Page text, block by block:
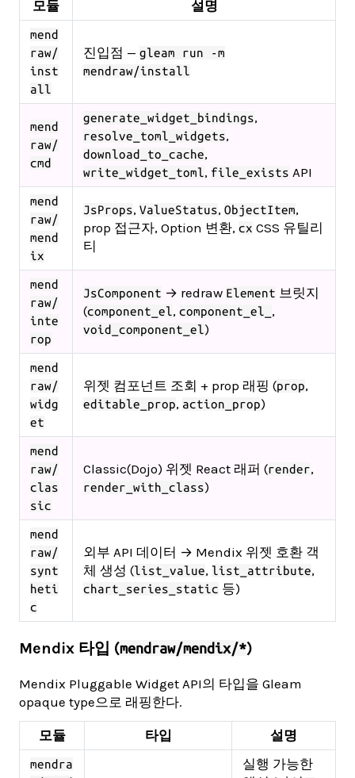
모듈 설명
mend
raw/
inst
all
진입점 — gleam run -m
mendraw/install
mend
raw/
cmd
generate_widget_bindings,
resolve_toml_widgets,
download_to_cache,
write_widget_toml, file_exists API
mend
raw/
mend
ix
JsProps, ValueStatus, ObjectItem,
prop 접근자, Option 변환, cx CSS 유틸리
티
mend
raw/
inte
rop
JsComponent → redraw Element 브릿지
(component_el, component_el_ ,
void_component_el)
mend
raw/
widg
et
위젯 컴포넌트 조회 + prop 래핑 (prop,
editable_prop, action_prop)
mend
raw/
clas
sic
Classic(Dojo) 위젯 React 래퍼 (render,
render_with_class)
mend
raw/
synt
heti
c
외부 API 데이터 → Mendix 위젯 호환 객
체 생성 (list_value, list_attribute,
chart_series_static 등)
Mendix 타입 (mendraw/mendix/*)
Mendix Pluggable Widget API의 타입을 Gleam
opaque type으로 래핑한다.
모듈 타입 설명
mendra
실행 가능한